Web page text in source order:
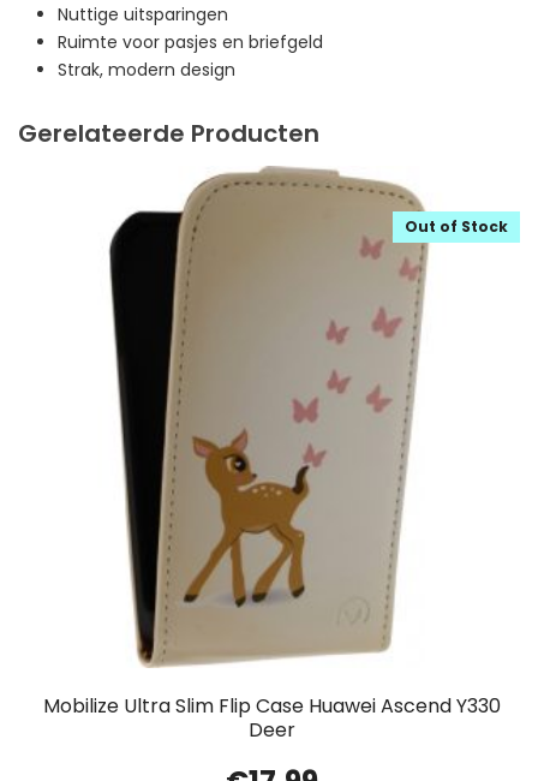
Nuttige uitsparingen
Ruimte voor pasjes en briefgeld
Strak, modern design
Gerelateerde Producten
Mobilize Ultra Slim Flip Case Huawei Ascend Y330
Deer
Out of Stock